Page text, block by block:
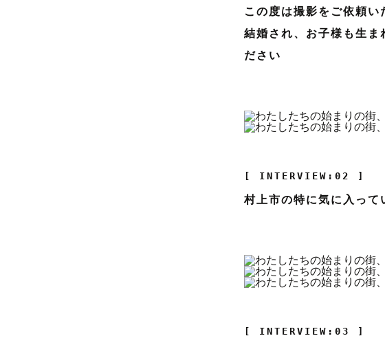
この度は撮影をご依頼
結婚され、お子様も生ま
ださい
[ INTERVIEW:02 ]
村上市の特に気に入って
[ INTERVIEW:03 ]